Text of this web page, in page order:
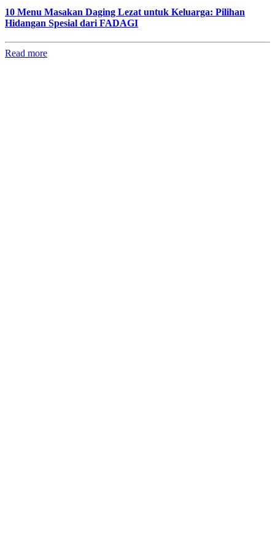
10 Menu Masakan Daging Lezat untuk Keluarga: Pilihan
Hidangan Spesial dari FADAGI
Read more